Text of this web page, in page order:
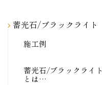
蓄光石/ブラックライト
施工例
蓄光石/ブラックライト
とは…